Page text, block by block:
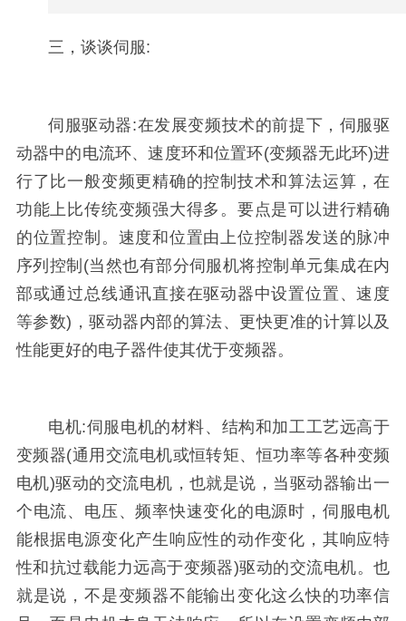
三，谈谈伺服:
伺服驱动器:在发展变频技术的前提下，伺服驱
动器中的电流环、速度环和位置环(变频器无此环)进
行了比一般变频更精确的控制技术和算法运算，在
功能上比传统变频强大得多。要点是可以进行精确
的位置控制。速度和位置由上位控制器发送的脉冲
序列控制(当然也有部分伺服机将控制单元集成在内
部或通过总线通讯直接在驱动器中设置位置、速度
等参数)，驱动器内部的算法、更快更准的计算以及
性能更好的电子器件使其优于变频器。
电机:伺服电机的材料、结构和加工工艺远高于
变频器(通用交流电机或恒转矩、恒功率等各种变频
电机)驱动的交流电机，也就是说，当驱动器输出一
个电流、电压、频率快速变化的电源时，伺服电机
能根据电源变化产生响应性的动作变化，其响应特
性和抗过载能力远高于变频器)驱动的交流电机。也
就是说，不是变频器不能输出变化这么快的功率信